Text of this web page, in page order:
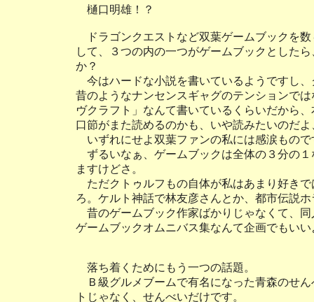
樋口明雄！？
ドラゴンクエストなど双葉ゲームブックを
して、３つの内の一つがゲームブックとした
か？
今はハードな小説を書いているようですし
昔のようなナンセンスギャグのテンションで
ヴクラフト」なんて書いているくらいだから
口節がまた読めるのかも、いや読みたいのだ
いずれにせよ双葉ファンの私には感涙もの
ずるいなぁ、ゲームブックは全体の３分の
ますけどさ。
ただクトゥルフもの自体が私はあまり好き
ろ。ケルト神話で林友彦さんとか、都市伝説
昔のゲームブック作家ばかりじゃなくて、
ゲームブックオムニバス集なんて企画でもいい
落ち着くためにもう一つの話題。
Ｂ級グルメブームで有名になった青森のせ
トじゃなく、せんべいだけです。